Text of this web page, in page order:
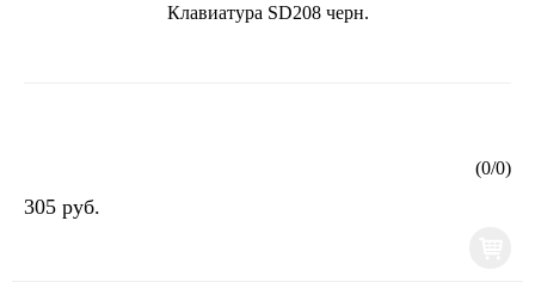
Клавиатура SD208 черн.
(0/0)
305 руб.